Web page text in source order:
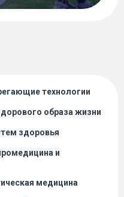
технологии
образа жизни
здоровья
и
медицина